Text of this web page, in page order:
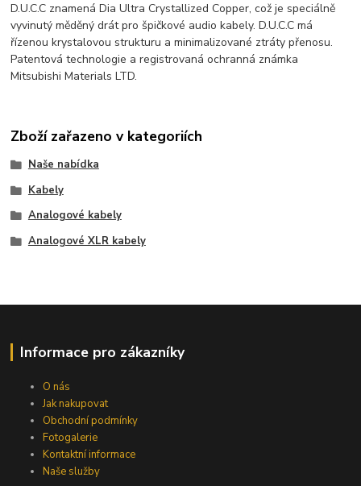
D.U.C.C znamená Dia Ultra Crystallized Copper, což je speciálně
vyvinutý měděný drát pro špičkové audio kabely. D.U.C.C má
řízenou krystalovou strukturu a minimalizované ztráty přenosu.
Patentová technologie a registrovaná ochranná známka
Mitsubishi Materials LTD.
Zboží zařazeno v kategoriích
Naše nabídka
Kabely
Analogové kabely
Analogové XLR kabely
Informace pro zákazníky
O nás
Jak nakupovat
Obchodní podmínky
Fotogalerie
Kontaktní informace
Naše služby